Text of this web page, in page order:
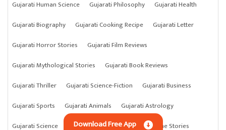
Gujarati Human Science
Gujarati Philosophy
Gujarati Health
Gujarati Biography
Gujarati Cooking Recipe
Gujarati Letter
Gujarati Horror Stories
Gujarati Film Reviews
Gujarati Mythological Stories
Gujarati Book Reviews
Gujarati Thriller
Gujarati Science-Fiction
Gujarati Business
Gujarati Sports
Gujarati Animals
Gujarati Astrology
Gujarati Science
Gujarati Anything Gujarati Crime Stories
Download Free App